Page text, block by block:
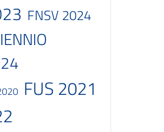
FNSV 2024
FUS 2021